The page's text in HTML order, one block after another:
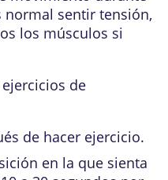
normal sentir tensión,
los músculos si
de
de hacer ejercicio.
en la que sienta